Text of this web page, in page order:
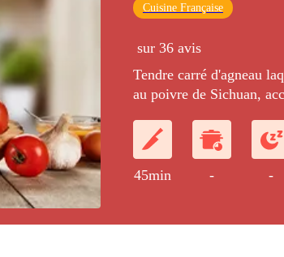
Cuisine Française
sur 36 avis
Tendre carré d'agneau
au poivre de Sichuan,
crosnes.
45min - -